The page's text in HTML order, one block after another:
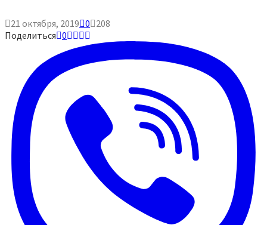
21 октября, 2019 0 208
Поделиться 0